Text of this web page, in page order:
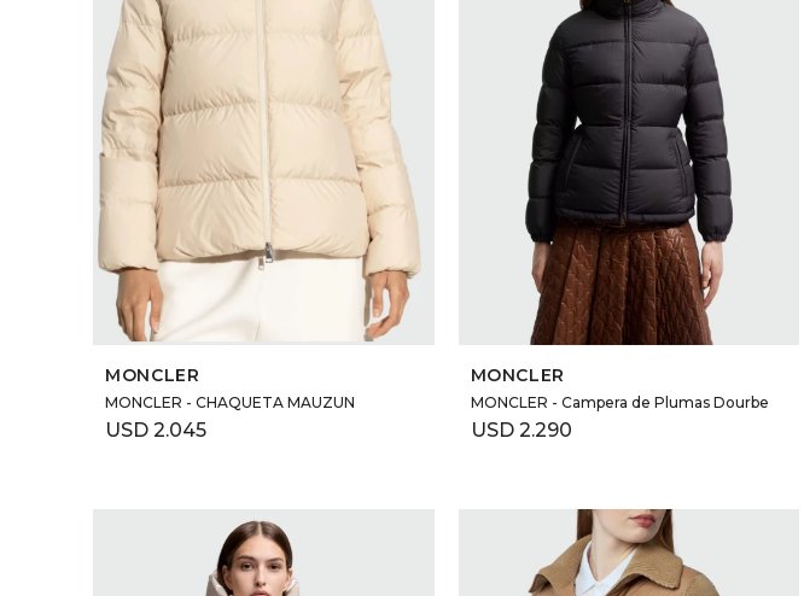
SELECCIONAR TALLE
MONCLER
MONCLER - CHAQUETA MAUZUN
USD 2.045
SELECCIONAR TALLE
MONCLER
MONCLER - Campera de Plumas Dourbe
USD 2.290